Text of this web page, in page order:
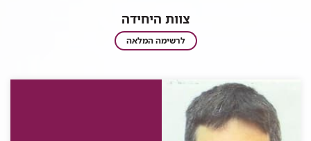
צוות היחידה
צוות
היחידה
לרשימה המלאה